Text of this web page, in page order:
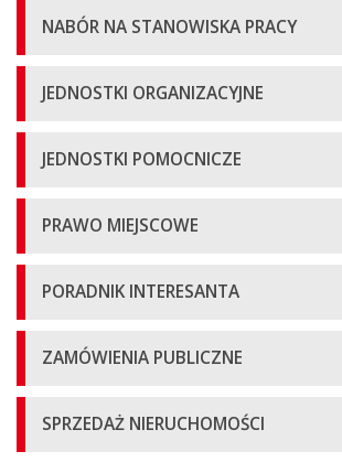
NABÓR NA STANOWISKA PRACY
JEDNOSTKI ORGANIZACYJNE
JEDNOSTKI POMOCNICZE
PRAWO MIEJSCOWE
PORADNIK INTERESANTA
ZAMÓWIENIA PUBLICZNE
SPRZEDAŻ NIERUCHOMOŚCI